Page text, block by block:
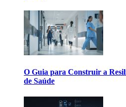
O Guia para Construir a
de Saúde